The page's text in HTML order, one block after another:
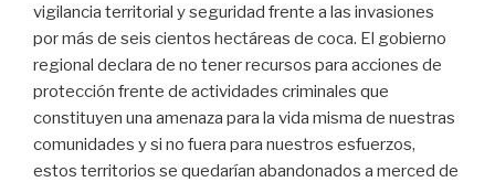
vigilancia territorial y seguridad frente a las invasiones
por más de seis cientos hectáreas de coca. El gobierno
regional declara de no tener recursos para acciones de
protección frente de actividades criminales que
constituyen una amenaza para la vida misma de nuestras
comunidades y si no fuera para nuestros esfuerzos,
estos territorios se quedarían abandonados a merced de